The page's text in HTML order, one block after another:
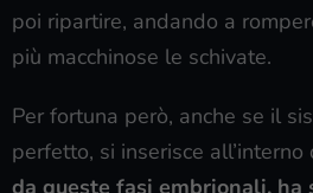
poi ripartire, andando a
più macchinose le schivate.
Per fortuna però, anche se il
perfetto, si inserisce all’interno
da queste fasi embrionali, ha